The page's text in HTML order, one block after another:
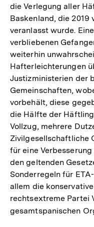
die Verlegung aller
Baskenland, die 2019
veranlasst wurde.
verbliebenen
weiterhin
Hafterleichterungen
Justizministerien der
Gemeinschaften,
vorbehält, diese
die Hälfte der
Vollzug, mehrere
Zivilgesellschaftliche
für eine
den geltenden
Sonderregeln für
allem die
rechtsextreme Partei
gesamtspanischen